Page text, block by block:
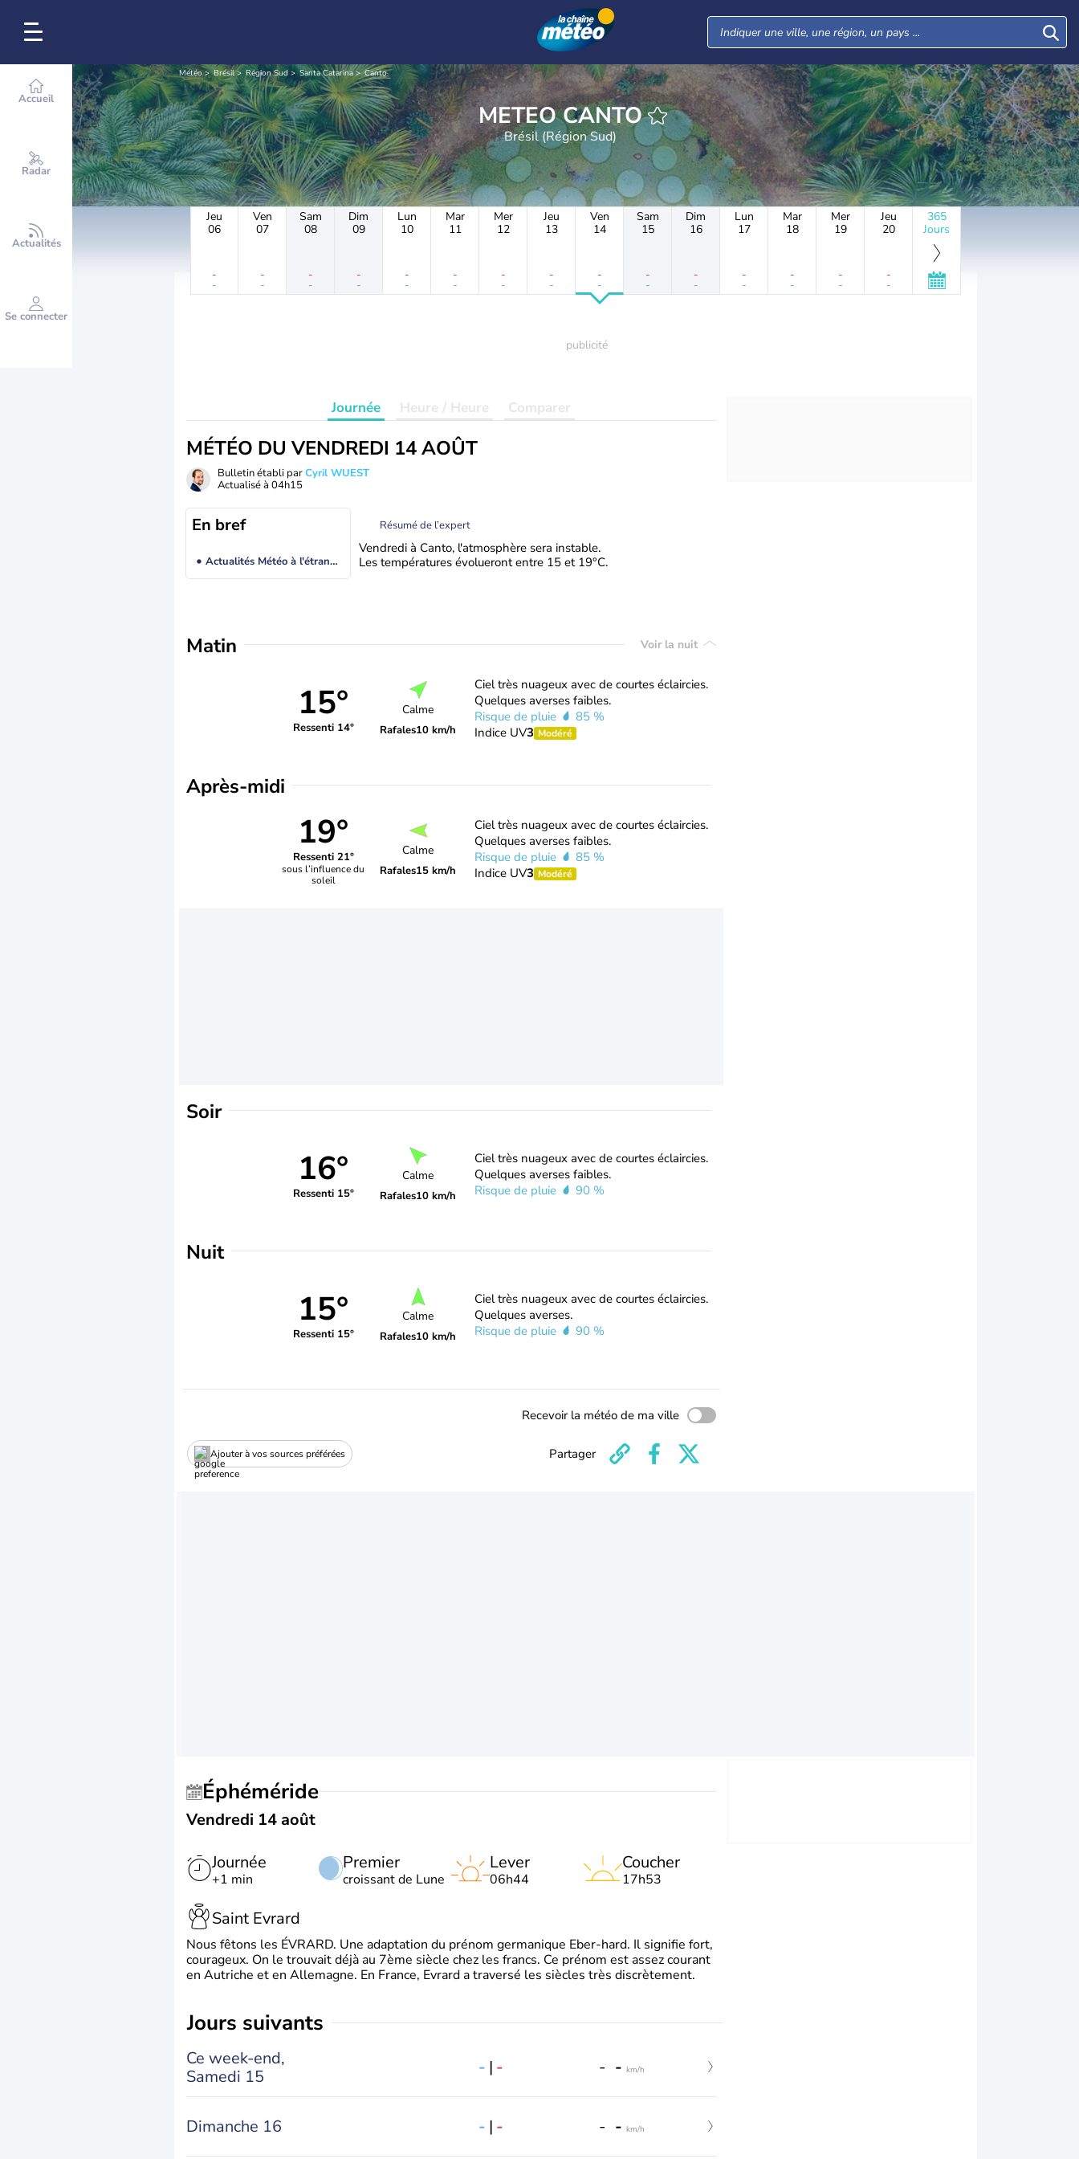
Accueil
Radar
Actualités
Se connecter
Météo Brésil Région Sud Santa Catarina Canto
METEO CANTO
Brésil (Région Sud)
Jeu
06
-
-
Ven
07
-
-
Sam
08
-
-
Dim
09
-
-
Lun
10
-
-
Mar
11
-
-
Mer
12
-
-
Jeu
13
-
-
Ven
14
-
-
Sam
15
-
-
Dim
16
-
-
Lun
17
-
-
Mar
18
-
-
Mer
19
-
-
Jeu
20
-
-
365
Jours
Journée Heure / Heure Comparer
MÉTÉO DU VENDREDI 14 AOÛT
Bulletin établi parCyril WUEST
Actualisé à 04h15
En bref
Actualités Météo à l'étranger
Résumé de l’expert
Vendredi à Canto, l'atmosphère sera instable.
Les températures évolueront entre 15 et 19°C.
Matin Voir la nuit
15°
Ressenti 14°
Calme
Rafales10 km/h
Ciel très nuageux avec de courtes éclaircies.
Quelques averses faibles.
Risque de pluie
85 %
Indice UV3 Modéré
Après-midi
19°
Ressenti 21°
sous l’influence du
soleil
Calme
Rafales15 km/h
Ciel très nuageux avec de courtes éclaircies.
Quelques averses faibles.
Risque de pluie
85 %
Indice UV3 Modéré
Soir
16°
Ressenti 15°
Calme
Rafales10 km/h
Ciel très nuageux avec de courtes éclaircies.
Quelques averses faibles.
Risque de pluie
90 %
Nuit
15°
Ressenti 15°
Calme
Rafales10 km/h
Ciel très nuageux avec de courtes éclaircies.
Quelques averses.
Risque de pluie
90 %
Recevoir la météo de ma ville
Ajouter à vos sources préférées Partager
Éphéméride
Vendredi 14 août
Journée
+1 min
Premier
croissant de Lune
Lever
06h44
Coucher
17h53
Saint Evrard
Nous fêtons les ÉVRARD. Une adaptation du prénom germanique Eber-hard. Il signifie fort,
courageux. On le trouvait déjà au 7ème siècle chez les francs. Ce prénom est assez courant
en Autriche et en Allemagne. En France, Evrard a traversé les siècles très discrètement.
jours suivants
Ce week-end,
Samedi 15
- | - - - km/h
Dimanche 16 - | - - - km/h